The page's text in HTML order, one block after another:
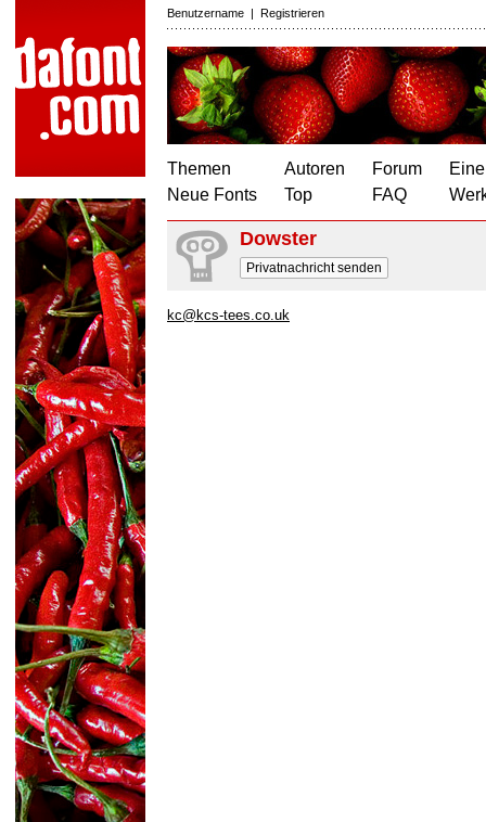
Benutzername | Registrieren
Themen
Neue Fonts
Autoren
Top
Forum
FAQ
Dowster
Privatnachricht senden
kc@kcs-tees.co.uk